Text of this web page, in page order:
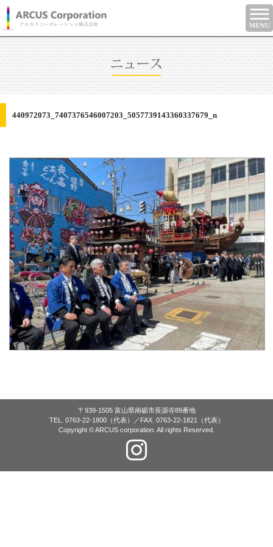
440972073_7407376546007203_5057739143360337679_n
〒939-1505 富山県南砺市長源寺89番地
TEL. 0763-22-1800（代表）／FAX. 0763-22-1821（代表）
Copyright © ARCUS corporation. All rights Reserved.